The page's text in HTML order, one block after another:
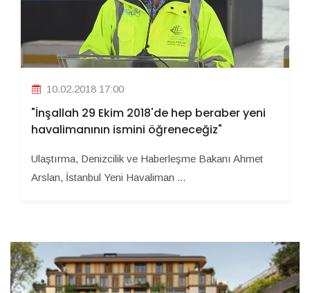
10.02.2018 17:00
"İnşallah 29 Ekim 2018'de hep beraber yeni
havalimanının ismini öğreneceğiz"
Ulaştırma, Denizcilik ve Haberleşme Bakanı Ahmet
Arslan, İstanbul Yeni Havaliman ...